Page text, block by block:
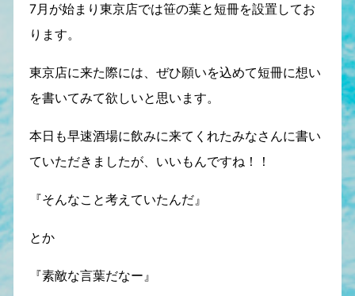
7月が始まり東京店では笹の葉と短冊を設置してお
ります。
東京店に来た際には、ぜひ願いを込めて短冊に想い
を書いてみて欲しいと思います。
本日も早速酒場に飲みに来てくれたみなさんに書い
ていただきましたが、いいもんですね！！
『そんなこと考えていたんだ』
とか
『素敵な言葉だなー』